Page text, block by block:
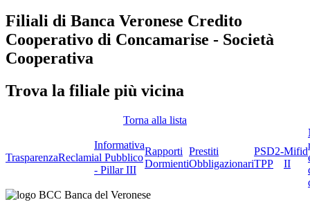
Filiali di Banca Veronese Credito
Cooperativo di Concamarise - Società
Cooperativa
Trova la filiale più vicina
Torna alla lista
TrasparenzaReclami
Informativa
al Pubblico
- Pillar III
Rapporti
Dormienti
Prestiti
Obbligazionari
PSD2-
TPP
Mifid
II